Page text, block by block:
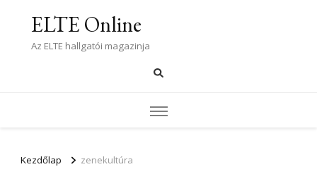
ELTE Online
Az ELTE hallgatói magazinja
Kezdőlap zenekultúra